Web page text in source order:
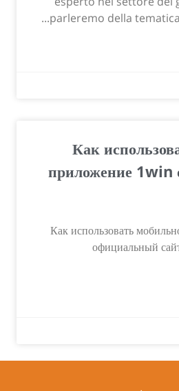
parleremo della tematica
Как
приложение
Как использовать
официальный